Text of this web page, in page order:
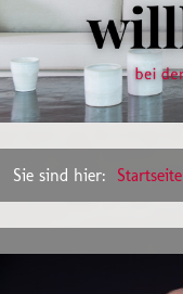
Sie sind hier: Startseite